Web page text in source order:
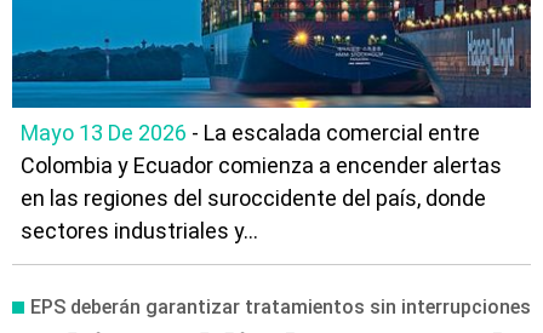
Mayo 13 De 2026 - La escalada comercial entre
Colombia y Ecuador comienza a encender alertas
en las regiones del suroccidente del país, donde
sectores industriales y...
EPS deberán garantizar tratamientos sin interrupciones